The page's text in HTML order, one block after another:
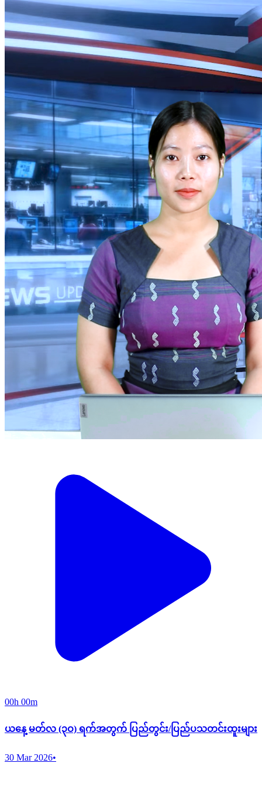
00h 00m
ယနေ့ မတ်လ (၃ဝ) ရက်အတွက် ပြည်တွင်း/ပြည်ပသတင်းထူးများ
30 Mar 2026•